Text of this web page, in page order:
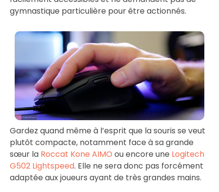
gymnastique particulière pour être actionnés.
Gardez quand même à l’esprit que la souris se veut
plutôt compacte, notamment face à sa grande
sœur la Roccat Kone AIMO ou encore une Logitech
G502 Lightspeed. Elle ne sera donc pas forcément
adaptée aux joueurs ayant de très grandes mains.